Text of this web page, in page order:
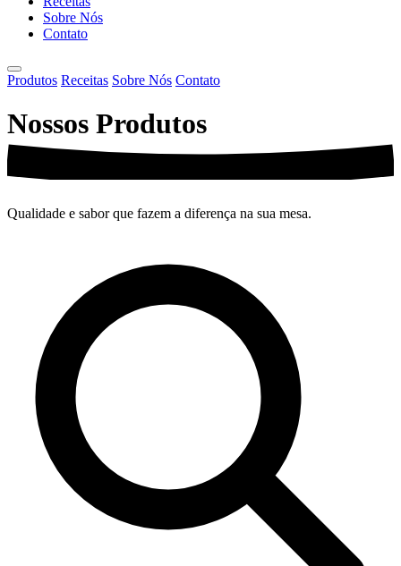
Sobre Nós
Contato
Produtos Receitas Sobre Nós Contato
Nossos Produtos
Qualidade e sabor que fazem a diferença na sua mesa.